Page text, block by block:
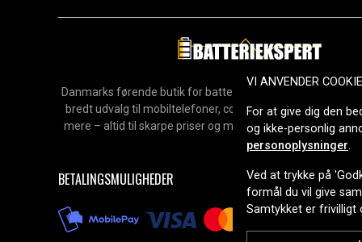
Danmarks førende butik for batterier, opladere og
bredt udvalg til mobiltelefoner, computere, værktøj,
mere – altid til skarpe priser og med hurtig levering.
2006.
BETALINGSMULIGHEDER
VI ANVENDER
For at give dig den
og ikke-personlig
personoplysninger.
Ved at trykke på
formål du vil give
Samtykket er frivilligt